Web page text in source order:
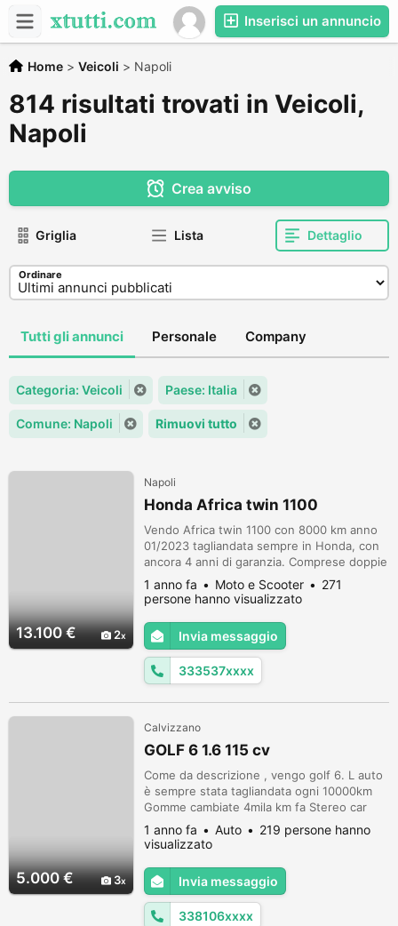
Inserisci un annuncio
Home > Veicoli > Napoli
814 risultati trovati in Veicoli,
Napoli
Crea avviso
Griglia Lista Dettaglio
Ordinare
Tutti gli annunci Personale Company
Categoria: Veicoli Paese: Italia
Comune: Napoli Rimuovi tutto
13.100 € 2
Napoli
Honda Africa twin 1100
Vendo Africa twin 1100 con 8000 km anno
01/2023 tagliandata sempre in Honda, con
ancora 4 anni di garanzia. Comprese doppie
chiavi e bauletto originale. La moto monta
easy block No sconti o richieste assurde.
Potrei valutare scambio con Sh 350 o
Sh300 più differenza da parte vostra.
1 anno fa Moto e Scooter
271
persone hanno visualizzato
Invia messaggio
333537xxxx
5.000 € 3
Calvizzano
GOLF 6 1.6 115 cv
Come da descrizione , vengo golf 6. L auto
è sempre stata tagliandata ogni 10000km
Gomme cambiate 4mila km fa Stereo car
play/ Android auto Sensori di parcheggio
ant.e post. Sensori di parcheggio assistita
lunedì e tetto ) ed esterno Distribuzione
fatta a 190 mila km Tagliando fatto 4 mila km
fa L'auto è sempre stata a...
1 anno fa Auto
219 persone hanno
visualizzato
Invia messaggio
338106xxxx